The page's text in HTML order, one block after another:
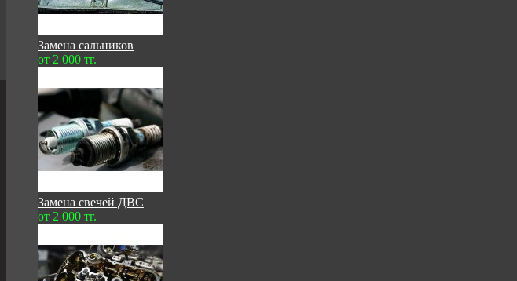
Замена сальников
от 2 000 тг.
Замена свечей ДВС
от 2 000 тг.